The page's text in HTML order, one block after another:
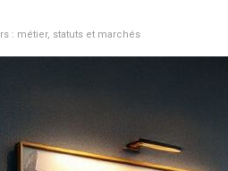
: métier, statuts et marchés